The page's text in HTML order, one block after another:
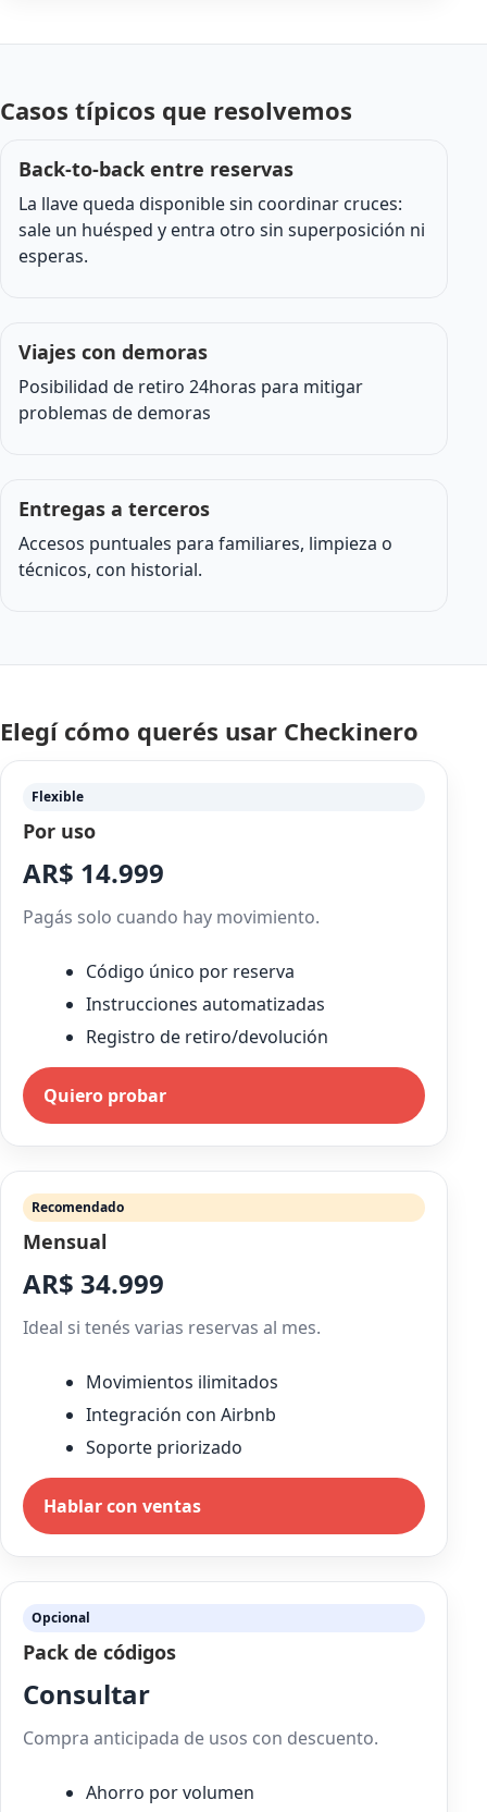
Casos típicos que resolvemos
Back-to-back entre reservas
La llave queda disponible sin coordinar cruces:
sale un huésped y entra otro sin superposición ni
esperas.
Viajes con demoras
Posibilidad de retiro 24horas para mitigar
problemas de demoras
Entregas a terceros
Accesos puntuales para familiares, limpieza o
técnicos, con historial.
Elegí cómo querés usar Checkinero
Flexible
Por uso
AR$ 14.999
Pagás solo cuando hay movimiento.
Código único por reserva
Instrucciones automatizadas
Registro de retiro/devolución
Quiero probar
Recomendado
Mensual
AR$ 34.999
Ideal si tenés varias reservas al mes.
Movimientos ilimitados
Integración con Airbnb
Soporte priorizado
Hablar con ventas
Opcional
Pack de códigos
Consultar
Compra anticipada de usos con descuento.
Ahorro por volumen